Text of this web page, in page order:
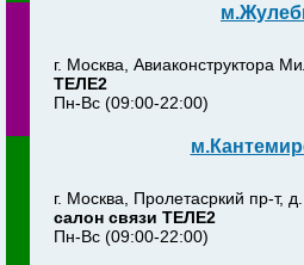
г. Москва, Авиаконструктора
ТЕЛЕ2
Пн-Вс (09:00-22:00)
г. Москва, Пролетасркий пр-т,
салон связи ТЕЛЕ2
Пн-Вс (09:00-22:00)